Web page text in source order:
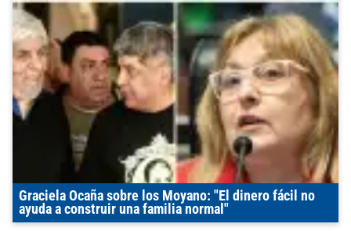
Graciela Ocaña sobre los Moyano: "El dinero fácil no
ayuda a construir una familia normal"